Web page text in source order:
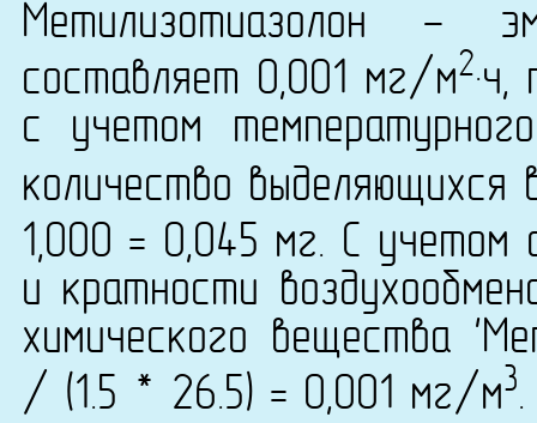
Метилизотиазолон -
составляет 0,001 мг/м2
с учетом
количество
1,000 = 0,045 мг. С
и кратности
химического вещества
/ (1.5 * 26.5) = 0,001 мг/м3.